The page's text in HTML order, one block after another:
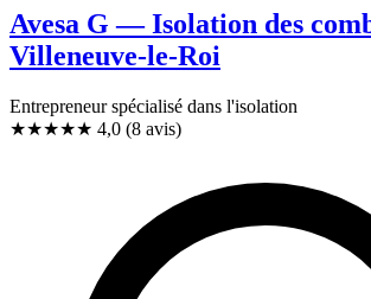
Avesa G — Isolation des
Villeneuve-le-Roi
Entrepreneur spécialisé dans l'isolation
★★★★★ 4,0 (8 avis)